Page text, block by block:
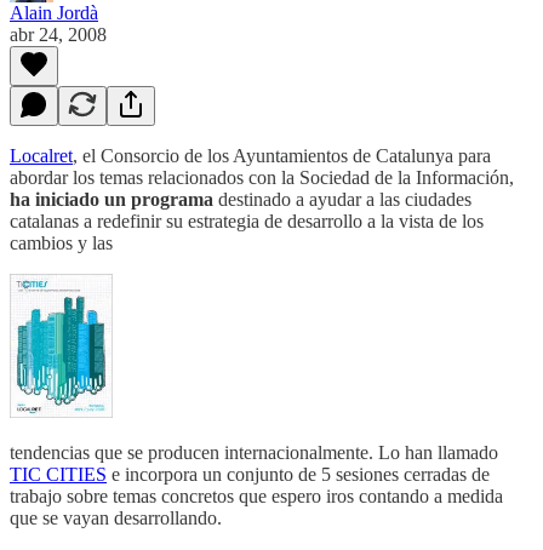
Alain Jordà
abr 24, 2008
Localret, el Consorcio de los Ayuntamientos de Catalunya para
abordar los temas relacionados con la Sociedad de la Información,
ha iniciado un programa destinado a ayudar a las ciudades
catalanas a redefinir su estrategia de desarrollo a la vista de los
cambios y las
tendencias que se producen internacionalmente. Lo han llamado
TIC CITIES e incorpora un conjunto de 5 sesiones cerradas de
trabajo sobre temas concretos que espero iros contando a medida
que se vayan desarrollando.